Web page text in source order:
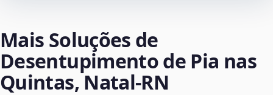
Mais Soluções de
Desentupimento de Pia nas
Quintas, Natal‑RN